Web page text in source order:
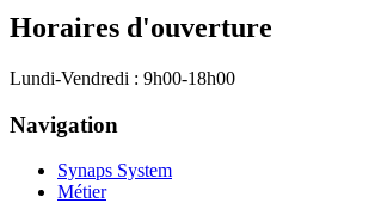
Horaires d'ouverture
Lundi-Vendredi : 9h00-18h00
Navigation
Synaps System
Métier